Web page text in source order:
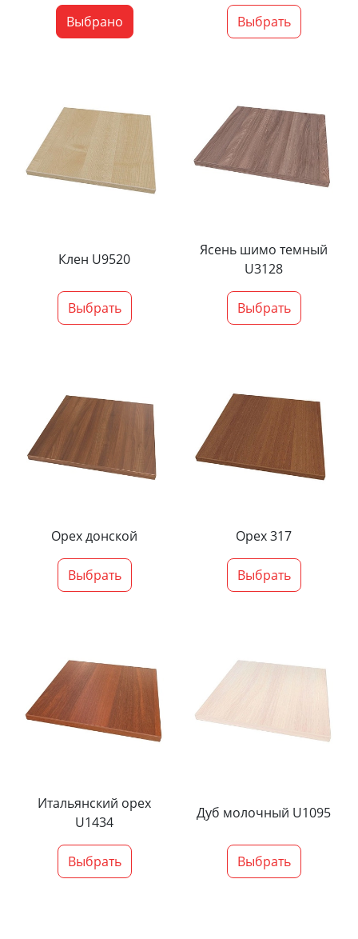
Выбрано Выбрать
Клен U9520
Выбрать
Ясень шимо темный
U3128
Выбрать
Орех донской
Выбрать
Орех 317
Выбрать
Итальянский орех
U1434
Выбрать
Дуб молочный U1095
Выбрать